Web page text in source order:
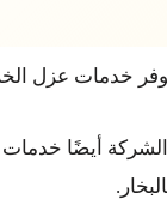
خدمات عزل
أيضًا خدمات